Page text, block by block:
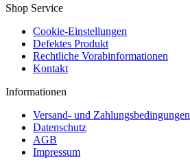
Shop Service
Cookie-Einstellungen
Defektes Produkt
Rechtliche Vorabinformationen
Kontakt
Informationen
Versand- und Zahlungsbedingungen
Datenschutz
AGB
Impressum